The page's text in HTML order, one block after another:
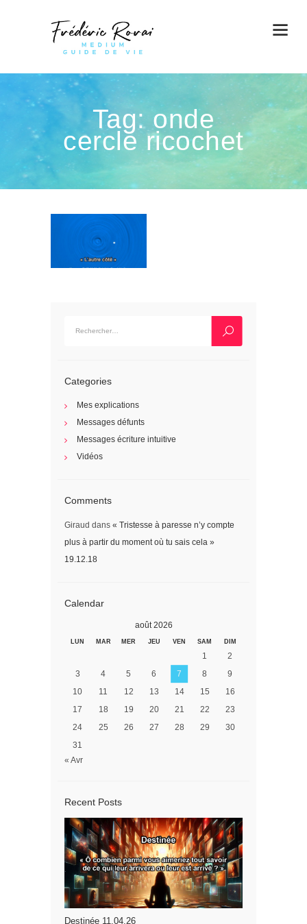
Tag: onde
cercle ricochet
Categories
Mes explications
Messages défunts
Messages écriture intuitive
Vidéos
Comments
Giraud dans « Tristesse à paresse n’y compte
plus à partir du moment où tu sais cela »
19.12.18
Calendar
août 2026
LUN MAR MER JEU VEN SAM DIM
1
2
3
4 5 6 7 8
9
10
11 12 13 14 15
16
17
18 19 20 21 22
23
24
25 26 27 28 29
30
31
« Avr
Recent Posts
Destinée 11.04.26